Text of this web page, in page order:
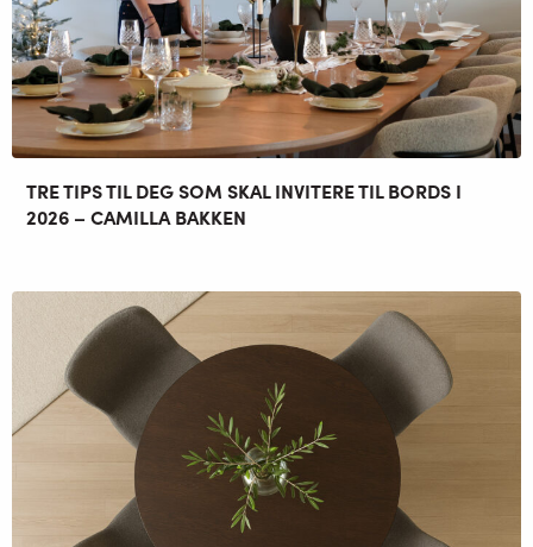
TRE TIPS TIL DEG SOM SKAL INVITERE TIL BORDS I
2026 – CAMILLA BAKKEN